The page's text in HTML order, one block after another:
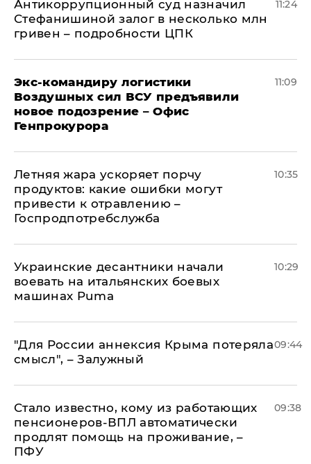
Антикоррупционный суд назначил
Стефанишиной залог в несколько млн
гривен – подробности ЦПК
11:24
Экс-командиру логистики
Воздушных сил ВСУ предъявили
новое подозрение – Офис
Генпрокурора
11:09
Летняя жара ускоряет порчу
продуктов: какие ошибки могут
привести к отравлению –
Госпродпотребслужба
10:35
Украинские десантники начали
воевать на итальянских боевых
машинах Puma
10:29
"Для России аннексия Крыма потеряла
смысл", – Залужный
09:44
Стало известно, кому из работающих
пенсионеров-ВПЛ автоматически
продлят помощь на проживание, –
ПФУ
09:38